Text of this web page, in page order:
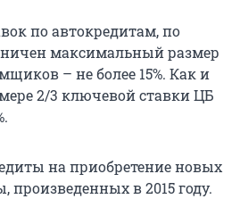
по автокредитам, по
максимальный размер
– не более 15%. Как и
2/3 ключевой ставки ЦБ
на приобретение новых
произведенных в 2015 году.